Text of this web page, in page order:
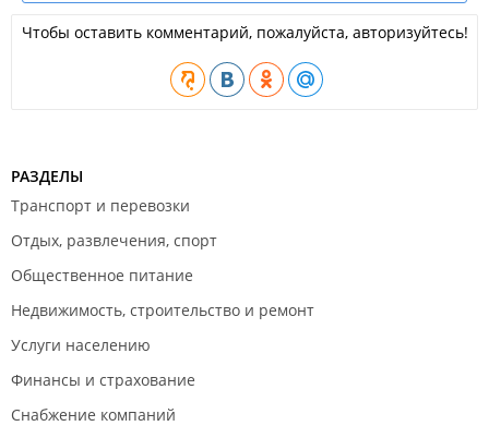
Чтобы оставить комментарий, пожалуйста, авторизуйтесь!
РАЗДЕЛЫ
Транспорт и перевозки
Отдых, развлечения, спорт
Общественное питание
Недвижимость, строительство и ремонт
Услуги населению
Финансы и страхование
Снабжение компаний